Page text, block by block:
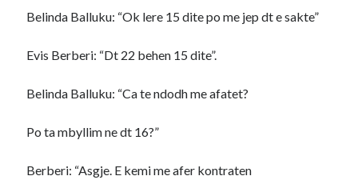
Belinda Balluku: “Ok lere 15 dite po me jep dt e sakte”
Evis Berberi: “Dt 22 behen 15 dite”.
Belinda Balluku: “Ca te ndodh me afatet?
Po ta mbyllim ne dt 16?”
Berberi: “Asgje. E kemi me afer kontraten